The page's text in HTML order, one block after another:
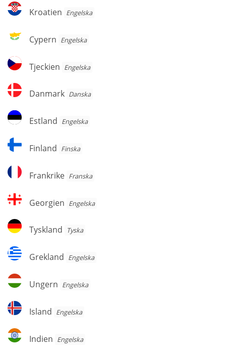
Kroatien
Kroatien Engelska
Cypern
Cypern Engelska
Tjeckien
Tjeckien Engelska
Danmark
Danmark Danska
Estland
Estland Engelska
Finland
Finland Finska
Frankrike
Frankrike Franska
Georgien
Georgien Engelska
Tyskland
Tyskland Tyska
Grekland
Grekland Engelska
Ungern
Ungern Engelska
Island
Island Engelska
Indien
Indien Engelska